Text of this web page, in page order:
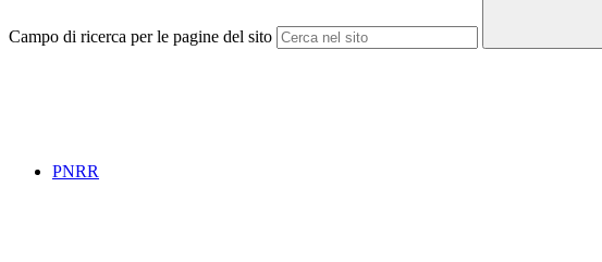
Campo di ricerca per le pagine del sito
PNRR